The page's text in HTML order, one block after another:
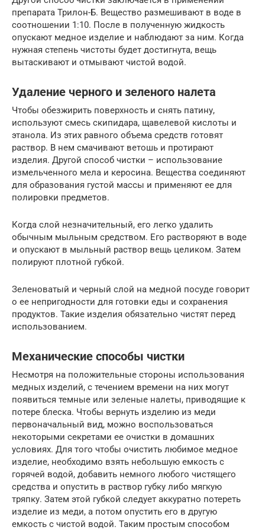
препарата Трилон-Б. Вещество размешивают в воде в
соотношении 1:10. После в полученную жидкость
опускают медное изделие и наблюдают за ним. Когда
нужная степень чистоты будет достигнута, вещь
вытаскивают и отмывают чистой водой.
Удаление черного и зеленого налета
Чтобы обезжирить поверхность и снять патину,
используют смесь скипидара, щавелевой кислоты и
этанола. Из этих равного объема средств готовят
раствор. В нем смачивают ветошь и протирают
изделия. Другой способ чистки – использование
измельченного мела и керосина. Вещества соединяют
для образования густой массы и применяют ее для
полировки предметов.
Когда слой незначительный, его легко удалить
обычным мыльным средством. Его растворяют в воде
и опускают в мыльный раствор вещь целиком. Затем
полируют плотной губкой.
Зеленоватый и черный слой на медной посуде говорит
о ее непригодности для готовки еды и сохранения
продуктов. Такие изделия обязательно чистят перед
использованием.
Механические способы чистки
Несмотря на положительные стороны использования
медных изделий, с течением времени на них могут
появиться темные или зеленые налеты, приводящие к
потере блеска. Чтобы вернуть изделию из меди
первоначальный вид, можно воспользоваться
некоторыми секретами ее очистки в домашних
условиях. Для того чтобы очистить любимое медное
изделие, необходимо взять небольшую емкость с
горячей водой, добавить немного любого чистящего
средства и опустить в раствор губку либо мягкую
тряпку. Затем этой губкой следует аккуратно потереть
изделие из меди, а потом опустить его в другую
емкость с чистой водой. Таким простым способом